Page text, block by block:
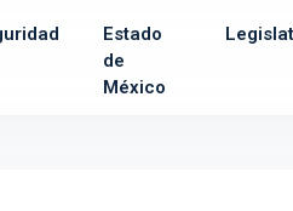
Estado
de
México